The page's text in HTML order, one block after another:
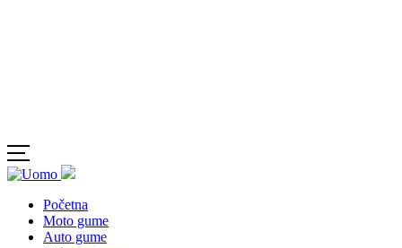
Početna
Moto gume
Auto gume